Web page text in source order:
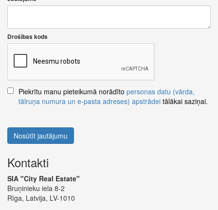
Drošības kods
Piekrītu manu pieteikumā norādīto personas datu (vārda,
tālruņa numura un e-pasta adreses) apstrādei tālākai saziņai.
Nosūtīt jautājumu
Kontakti
SIA "City Real Estate"
Bruņinieku iela 8-2
Rīga, Latvija, LV-1010